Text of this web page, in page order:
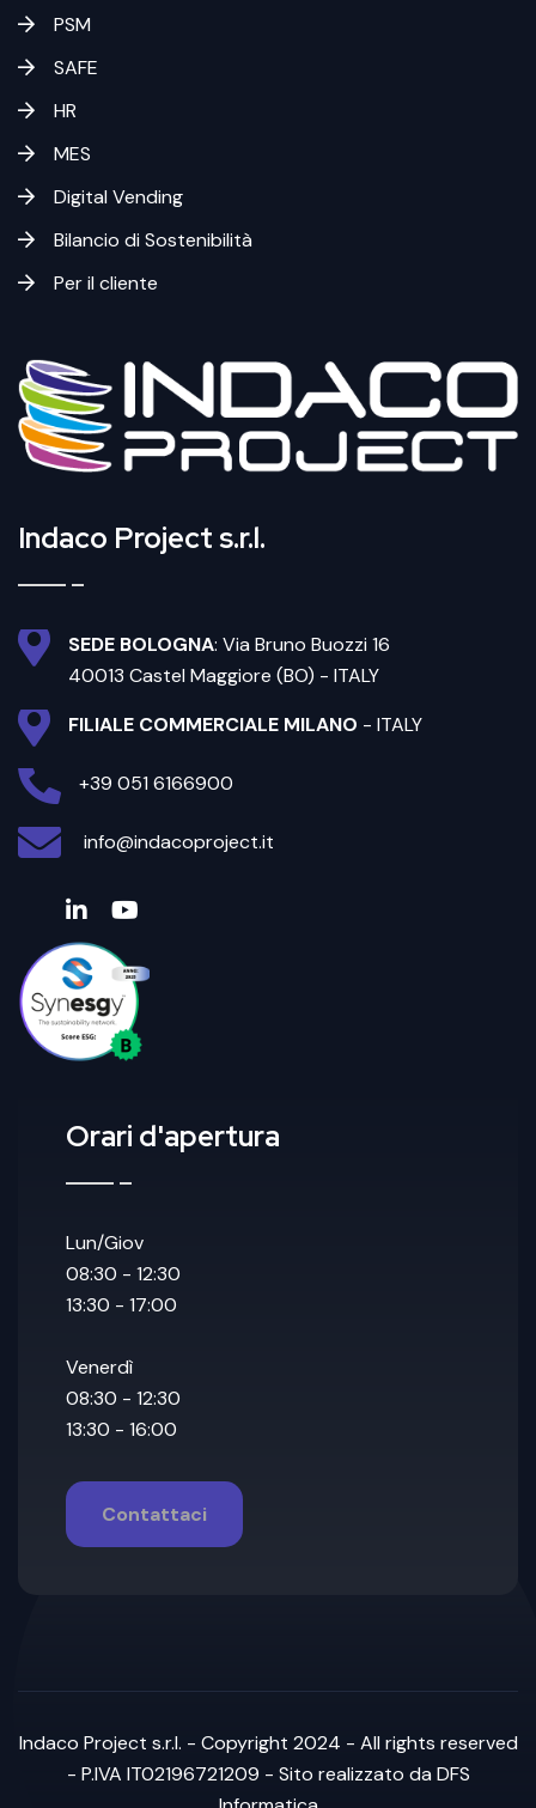
PSM
SAFE
HR
MES
Digital Vending
Bilancio di Sostenibilità
Per il cliente
Orari d'apertura
Lun/Giov
08:30 - 12:30
13:30 - 17:00
Venerdì
08:30 - 12:30
13:30 - 16:00
Contattaci
Indaco Project s.r.l.
SEDE BOLOGNA: Via Bruno Buozzi 16
40013 Castel Maggiore (BO) - ITALY
FILIALE COMMERCIALE MILANO - ITALY
+39 051 6166900
info@indacoproject.it
Indaco Project s.r.l. - Copyright 2024 - All rights reserved
- P.IVA IT02196721209 - Sito realizzato da DFS